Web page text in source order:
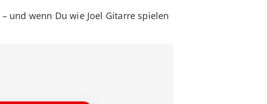
– und wenn Du wie Joel Gitarre spielen